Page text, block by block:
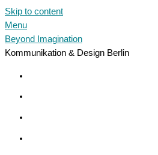
Skip to content
Menu
Beyond Imagination
Kommunikation & Design Berlin